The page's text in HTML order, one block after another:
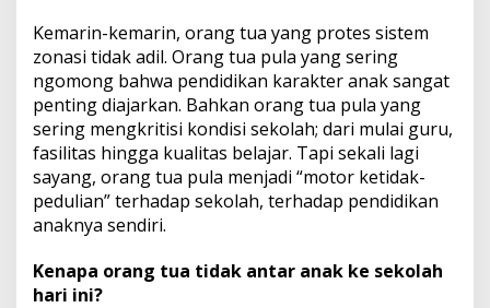
Kemarin-kemarin, orang tua yang protes sistem
zonasi tidak adil. Orang tua pula yang sering
ngomong bahwa pendidikan karakter anak sangat
penting diajarkan. Bahkan orang tua pula yang
sering mengkritisi kondisi sekolah; dari mulai guru,
fasilitas hingga kualitas belajar. Tapi sekali lagi
sayang, orang tua pula menjadi “motor ketidak-
pedulian” terhadap sekolah, terhadap pendidikan
anaknya sendiri.
Kenapa orang tua tidak antar anak ke sekolah
hari ini?